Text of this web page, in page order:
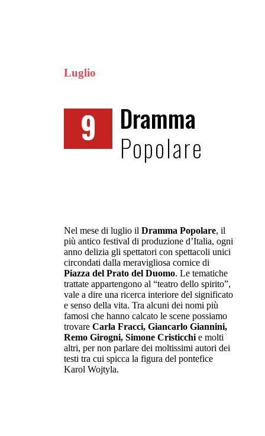
Luglio
9
Dramma
Popolare
Nel mese di luglio il Dramma Popolare, il
più antico festival di produzione d’Italia, ogni
anno delizia gli spettatori con spettacoli unici
circondati dalla meravigliosa cornice di
Piazza del Prato del Duomo. Le tematiche
trattate appartengono al “teatro dello spirito”,
vale a dire una ricerca interiore del significato
e senso della vita. Tra alcuni dei nomi più
famosi che hanno calcato le scene possiamo
trovare Carla Fracci, Giancarlo Giannini,
Remo Girogni, Simone Cristicchi e molti
altri, per non parlare dei moltissimi autori dei
testi tra cui spicca la figura del pontefice
Karol Wojtyla.